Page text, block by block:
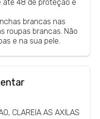
até 48 de proteção e
brancas nas
roupas brancas. Não
e na sua pele.
CLAREIA AS AXILAS